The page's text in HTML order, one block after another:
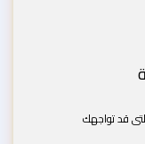
قد تواجهك